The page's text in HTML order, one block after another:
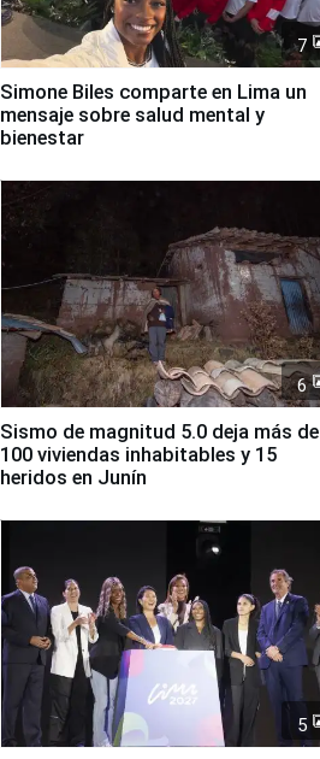
7
Simone Biles comparte en Lima un
mensaje sobre salud mental y
bienestar
6
Sismo de magnitud 5.0 deja más de
100 viviendas inhabitables y 15
heridos en Junín
5